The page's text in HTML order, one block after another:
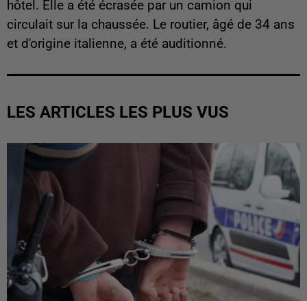
hôtel. Elle a été écrasée par un camion qui
circulait sur la chaussée. Le routier, âgé de 34 ans
et d'origine italienne, a été auditionné.
LES ARTICLES LES PLUS VUS